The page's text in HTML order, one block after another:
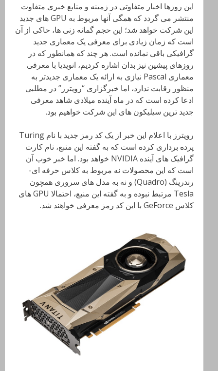
این روزها اخبار متفاوتی در زمینه و منابع خبری متفاوت
منتشر می گردد که همگی آنها مربوط به GPU های جدید
این شرکت خواهد شد؛ این حجم گمانه زنی ها، حاکی از آن
است که زمان زیادی برای معرفی یک معماری جدید
گرافیکی باقی نمانده است. هر چند که همانطور که در
روزهای پیشین نیز بدان اشاره کردیم، انویدیا با معرفی
معماری Pascal نیازی به ارائه یک معماری جدیدتر به
منظور رقابت ندارد، اما خبرگزاری “رویترز” در مطلبی
ادعا کرده است که در ماه آینده میلادی شاهد معرفی
جدید ترین سیلیکون های این شرکت خواهیم بود.
رویترز با اعلام این خبر از یک کد رمز جدید با نام Turing
پرده برداری کرده است که به گفته این منبع، نام کارت
گرافیک های آینده NVIDIA خواهد بود. اما خبر خوب آن
است که این محصولات نه مربوط به کلاس حرفه ای-
رندرینگ (Quadro) و نه به مدل های سروری همچون
Tesla مرتبط نبوده و به گفته این منبع، احتمالا GPU های
کلاس GeForce با این کد رمز معرفی خواهند شد.